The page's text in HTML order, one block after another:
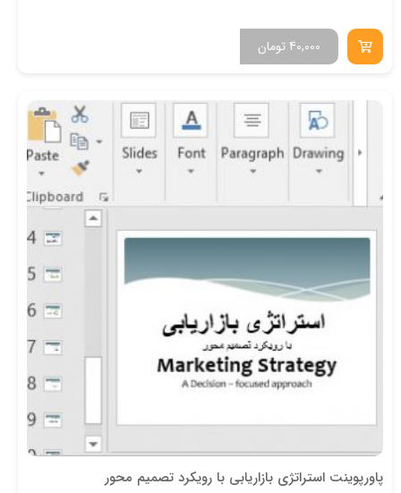
تومان40,000
پاورپوینت استراتژی بازاریابی با رویکرد تصمیم محور